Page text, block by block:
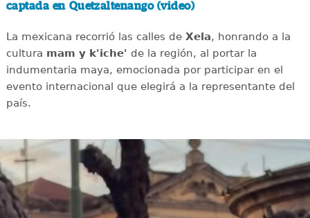
captada en Quetzaltenango (video)
La mexicana recorrió las calles deXela, honrando a la
cultura mam y k'iche' de la región, al portar la
indumentaria maya, emocionada por participar en el
evento internacional que elegirá a la representante del
país.